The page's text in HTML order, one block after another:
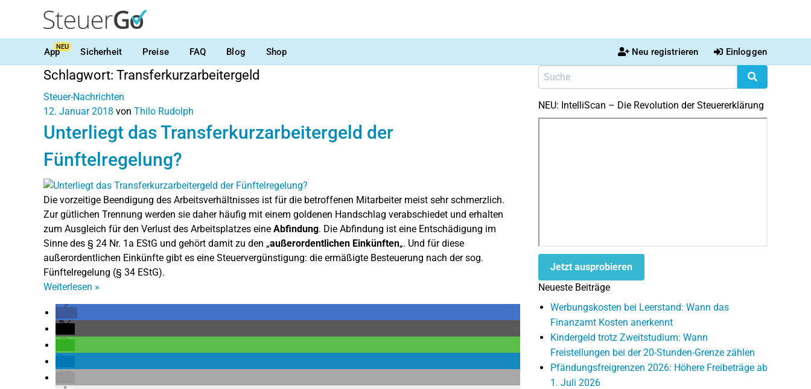
AppNEU Sicherheit Preise FAQ Blog Shop Neu registrieren Einloggen
Schlagwort: Transferkurzarbeitergeld
Steuer-Nachrichten
12. Januar 2018 von Thilo Rudolph
Unterliegt das Transferkurzarbeitergeld der
Fünftelregelung?
Die vorzeitige Beendigung des Arbeitsverhältnisses ist für die betroffenen Mitarbeiter meist sehr schmerzlich.
Zur gütlichen Trennung werden sie daher häufig mit einem goldenen Handschlag verabschiedet und erhalten
zum Ausgleich für den Verlust des Arbeitsplatzes eine Abfindung. Die Abfindung ist eine Entschädigung im
Sinne des § 24 Nr. 1a EStG und gehört damit zu den „außerordentlichen Einkünften„. Und für diese
außerordentlichen Einkünfte gibt es eine Steuervergünstigung: die ermäßigte Besteuerung nach der sog.
Fünftelregelung (§ 34 EStG).
Weiterlesen »
NEU: IntelliScan – Die Revolution der Steuererklärung
Jetzt ausprobieren
Neueste Beiträge
Werbungskosten bei Leerstand: Wann das
Finanzamt Kosten anerkennt
Kindergeld trotz Zweitstudium: Wann
Freistellungen bei der 20-Stunden-Grenze zählen
Pfändungsfreigrenzen 2026: Höhere Freibeträge ab
1. Juli 2026